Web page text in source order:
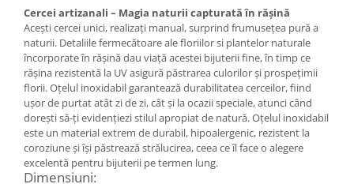
Colier / Pandantiv
Cercei
Brățară
Broșă
Mărgele / talisman
Accesorii păr
Bijuterii din Floarea de colț
Colier / Pandantiv
Cercei
Cercei artizanali – Magia naturii capturată în rășină
Acești cercei unici, realizați manual, surprind frumusețea pură a
naturii. Detaliile fermecătoare ale floriilor si plantelor naturale
încorporate în rășină dau viață acestei bijuterii fine, în timp ce
rășina rezistentă la UV asigură păstrarea culorilor și prospețimii
florii. Oțelul inoxidabil garantează durabilitatea cerceilor, fiind
ușor de purtat atât zi de zi, cât și la ocazii speciale, atunci când
dorești să-ți evidențiezi stilul apropiat de natură. Oțelul inoxidabil
este un material extrem de durabil, hipoalergenic, rezistent la
coroziune și își păstrează strălucirea, ceea ce îl face o alegere
excelentă pentru bijuterii pe termen lung.
Dimensiuni: